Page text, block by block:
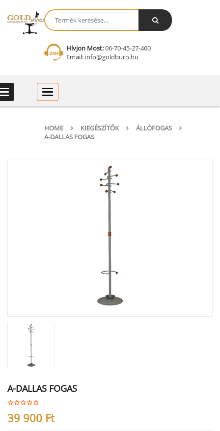
Hívjon Most:06-70-45-27-460
Email:info@goldburo.hu
Categories
Categories
HOME KIEGÉSZÍTŐK
ÁLLÓFOGAS
A-DALLAS FOGAS
A-DALLAS FOGAS
39 900 Ft